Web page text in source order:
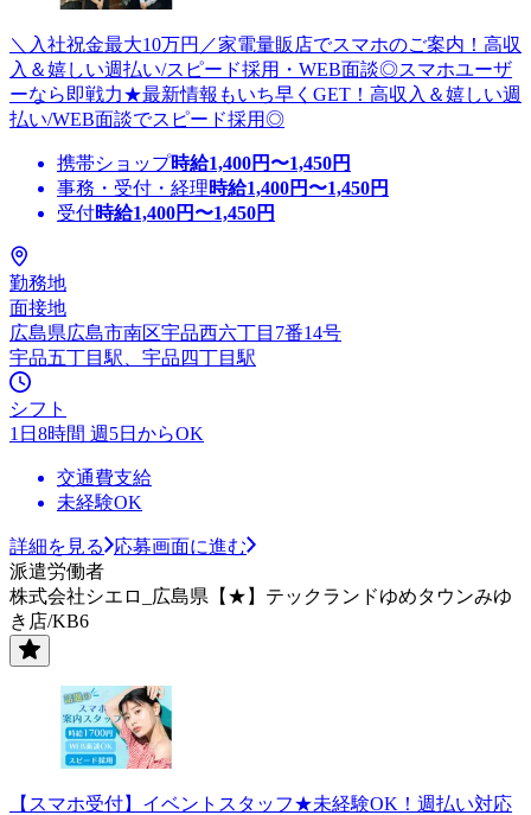
＼入社祝金最大10万円／家電量販店でスマホのご案内！高収
入＆嬉しい週払い/スピード採用・WEB面談◎スマホユーザ
ーなら即戦力★最新情報もいち早くGET！高収入＆嬉しい週
払い/WEB面談でスピード採用◎
携帯ショップ時給1,400円〜1,450円
事務・受付・経理時給1,400円〜1,450円
受付時給1,400円〜1,450円
勤務地
面接地
広島県広島市南区宇品西六丁目7番14号
宇品五丁目駅、宇品四丁目駅
シフト
1日8時間 週5日からOK
交通費支給
未経験OK
詳細を見る
応募画面に進む
派遣労働者
株式会社シエロ_広島県【★】テックランドゆめタウンみゆ
き店/KB6
【スマホ受付】イベントスタッフ★未経験OK！週払い対応